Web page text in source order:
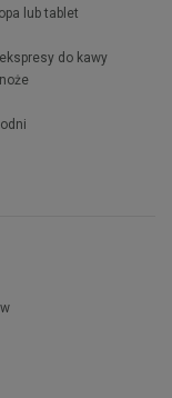
lub tablet
do kawy